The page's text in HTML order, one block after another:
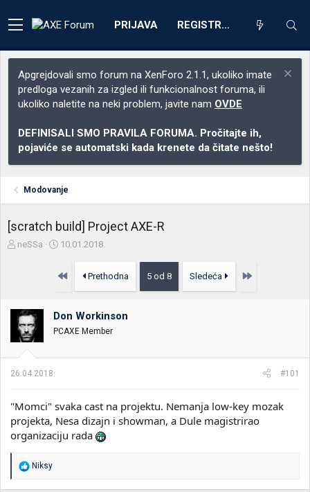
PRIJAVA REGISTRACIJA
Apgrejdovali smo forum na XenForo 2.1.1, ukoliko imate
predloga vezanih za izgled ili funkcionalnost foruma, ili
ukoliko naletite na neki problem, javite nam OVDE
DEFINISALI SMO PRAVILA FORUMA. Pročitajte ih,
pojaviće se automatski kada krenete da čitate nešto!
Modovanje
[scratch build] Project AXE-R
Z
i
k
t
e
m
neSSa
D
u
o
k
e
j
a
10.01.2018.
Prvo Prethodna 5 od 8 Sledeća Poslednja
Don Workinson
PCAXE Member
26.04.2018. #101
"Momci" svaka cast na projektu. Nemanja low-key mozak
projekta, Nesa dizajn i showman, a Dule magistrirao
organizaciju rada
R
Niksy